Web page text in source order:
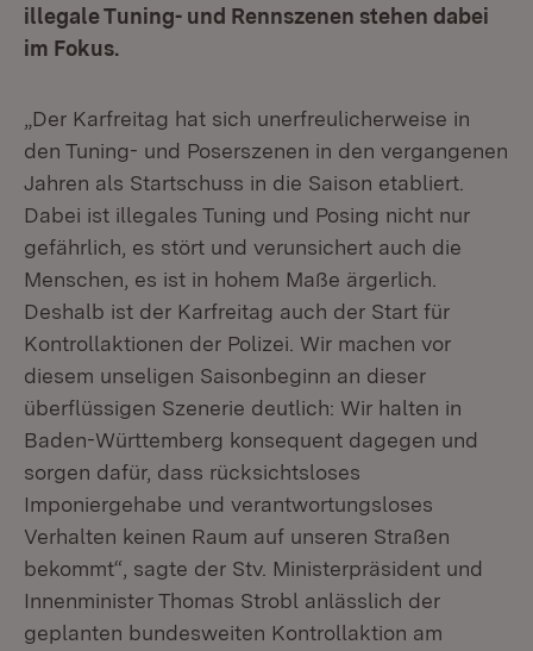
illegale Tuning- und Rennszenen stehen dabei
im Fokus.
„Der Karfreitag hat sich unerfreulicherweise in
den Tuning- und Poserszenen in den vergangenen
Jahren als Startschuss in die Saison etabliert.
Dabei ist illegales Tuning und Posing nicht nur
gefährlich, es stört und verunsichert auch die
Menschen, es ist in hohem Maße ärgerlich.
Deshalb ist der Karfreitag auch der Start für
Kontrollaktionen der Polizei. Wir machen vor
diesem unseligen Saisonbeginn an dieser
überflüssigen Szenerie deutlich: Wir halten in
Baden-Württemberg konsequent dagegen und
sorgen dafür, dass rücksichtsloses
Imponiergehabe und verantwortungsloses
Verhalten keinen Raum auf unseren Straßen
bekommt“, sagte der Stv. Ministerpräsident und
Innenminister Thomas Strobl anlässlich der
geplanten bundesweiten Kontrollaktion am